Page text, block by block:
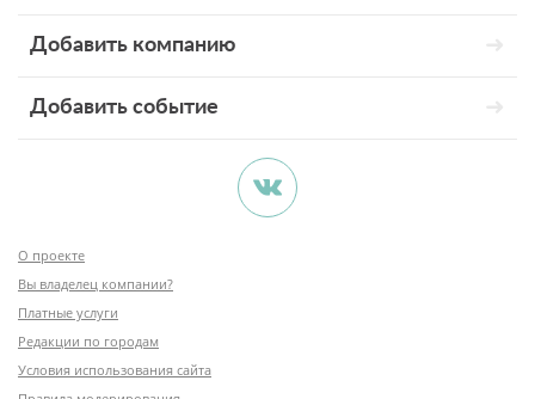
Добавить компанию
Добавить событие
О проекте
Вы владелец компании?
Платные услуги
Редакции по городам
Условия использования сайта